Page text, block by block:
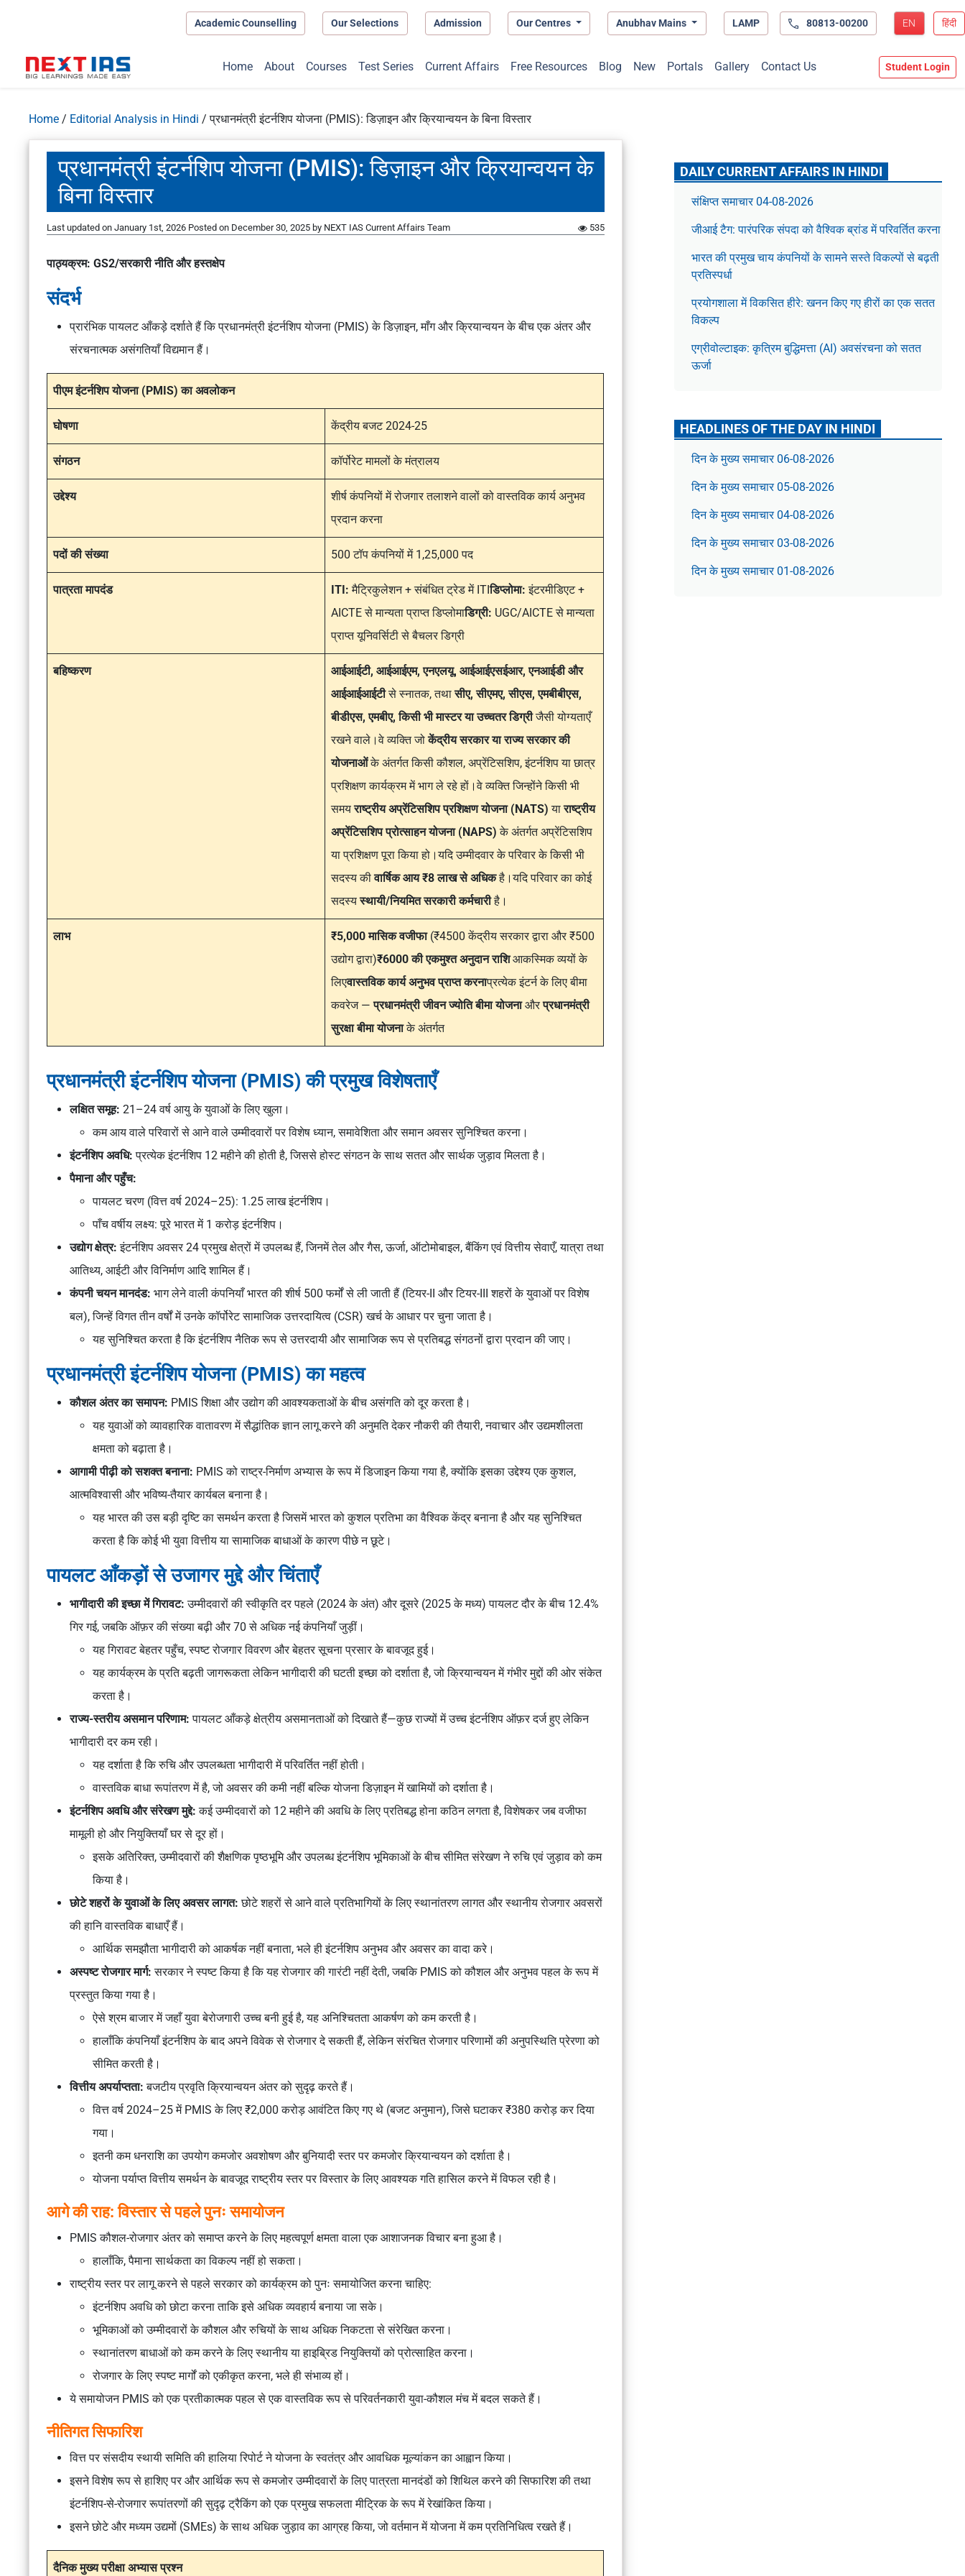
Academic Counselling Our Selections Admission Our Centres Anubhav Mains LAMP 80813-00200 EN हिंदी
Home About Courses Test Series Current Affairs Free Resources Blog New Portals Gallery Contact Us Student Login
Home / Editorial Analysis in Hindi /प्रधानमंत्री इंटर्नशिप योजना (PMIS): डिज़ाइन और क्रियान्वयन के बिना विस्तार
प्रधानमंत्री इंटर्नशिप योजना (PMIS): डिज़ाइन और क्रियान्वयन के
बिना विस्तार
Last updated on January 1st, 2026 Posted on December 30, 2025 by NEXT IAS Current Affairs Team 535
पाठ्यक्रम: GS2/सरकारी नीति और हस्तक्षेप
संदर्भ
प्रारंभिक पायलट आँकड़े दर्शाते हैं कि प्रधानमंत्री इंटर्नशिप योजना (PMIS) के डिज़ाइन, माँग और क्रियान्वयन के बीच एक अंतर और
संरचनात्मक असंगतियाँ विद्यमान हैं।
पीएम इंटर्नशिप योजना (PMIS) का अवलोकन
घोषणा केंद्रीय बजट 2024-25
संगठन कॉर्पोरेट मामलों के मंत्रालय
उद्देश्य
शीर्ष कंपनियों में रोजगार तलाशने वालों को वास्तविक कार्य अनुभव
प्रदान करना
पदों की संख्या 500 टॉप कंपनियों में 1,25,000 पद
पात्रता मापदंड ITI:मैट्रिकुलेशन + संबंधित ट्रेड में ITIडिप्लोमा:इंटरमीडिएट +
AICTE से मान्यता प्राप्त डिप्लोमाडिग्री: UGC/AICTE से मान्यता
प्राप्त यूनिवर्सिटी से बैचलर डिग्री
बहिष्करण
आईआईटी, आईआईएम, एनएलयू, आईआईएसईआर, एनआईडी और
आईआईआईटीसे स्नातक, तथासीए, सीएमए, सीएस, एमबीबीएस,
बीडीएस, एमबीए, किसी भी मास्टर या उच्चतर डिग्रीजैसी योग्यताएँ
रखने वाले।वे व्यक्ति जोकेंद्रीय सरकार या राज्य सरकार की
योजनाओंके अंतर्गत किसी कौशल, अप्रेंटिसशिप, इंटर्नशिप या छात्र
प्रशिक्षण कार्यक्रम में भाग ले रहे हों।वे व्यक्ति जिन्होंने किसी भी
समयराष्ट्रीय अप्रेंटिसशिप प्रशिक्षण योजना (NATS) याराष्ट्रीय
अप्रेंटिसशिप प्रोत्साहन योजना (NAPS) के अंतर्गत अप्रेंटिसशिप
या प्रशिक्षण पूरा किया हो।यदि उम्मीदवार के परिवार के किसी भी
सदस्य कीवार्षिक आय ₹8 लाख से अधिकहै।यदि परिवार का कोई
सदस्यस्थायी/नियमित सरकारी कर्मचारीहै।
लाभ ₹5,000 मासिक वजीफा(₹4500 केंद्रीय सरकार द्वारा और ₹500
उद्योग द्वारा)₹6000 की एकमुश्त अनुदान राशिआकस्मिक व्ययों के
लिएवास्तविक कार्य अनुभव प्राप्त करनाप्रत्येक इंटर्न के लिए बीमा
कवरेज —प्रधानमंत्री जीवन ज्योति बीमा योजनाऔरप्रधानमंत्री
सुरक्षा बीमा योजनाके अंतर्गत
प्रधानमंत्री इंटर्नशिप योजना (PMIS) की प्रमुख विशेषताएँ
लक्षित समूह: 21–24 वर्ष आयु के युवाओं के लिए खुला।
कम आय वाले परिवारों से आने वाले उम्मीदवारों पर विशेष ध्यान, समावेशिता और समान अवसर सुनिश्चित करना।
इंटर्नशिप अवधि: प्रत्येक इंटर्नशिप 12 महीने की होती है, जिससे होस्ट संगठन के साथ सतत और सार्थक जुड़ाव मिलता है।
पैमाना और पहुँच:
पायलट चरण (वित्त वर्ष 2024–25): 1.25 लाख इंटर्नशिप।
पाँच वर्षीय लक्ष्य: पूरे भारत में 1 करोड़ इंटर्नशिप।
उद्योग क्षेत्र: इंटर्नशिप अवसर 24 प्रमुख क्षेत्रों में उपलब्ध हैं, जिनमें तेल और गैस, ऊर्जा, ऑटोमोबाइल, बैंकिंग एवं वित्तीय सेवाएँ, यात्रा तथा
आतिथ्य, आईटी और विनिर्माण आदि शामिल हैं।
कंपनी चयन मानदंड: भाग लेने वाली कंपनियाँ भारत की शीर्ष 500 फर्मों से ली जाती हैं (टियर-II और टियर-III शहरों के युवाओं पर विशेष
बल), जिन्हें विगत तीन वर्षों में उनके कॉर्पोरेट सामाजिक उत्तरदायित्व (CSR) खर्च के आधार पर चुना जाता है।
यह सुनिश्चित करता है कि इंटर्नशिप नैतिक रूप से उत्तरदायी और सामाजिक रूप से प्रतिबद्ध संगठनों द्वारा प्रदान की जाए।
प्रधानमंत्री इंटर्नशिप योजना (PMIS) का महत्व
कौशल अंतर का समापन: PMIS शिक्षा और उद्योग की आवश्यकताओं के बीच असंगति को दूर करता है।
यह युवाओं को व्यावहारिक वातावरण में सैद्धांतिक ज्ञान लागू करने की अनुमति देकर नौकरी की तैयारी, नवाचार और उद्यमशीलता
क्षमता को बढ़ाता है।
आगामी पीढ़ी को सशक्त बनाना: PMIS को राष्ट्र-निर्माण अभ्यास के रूप में डिजाइन किया गया है, क्योंकि इसका उद्देश्य एक कुशल,
आत्मविश्वासी और भविष्य-तैयार कार्यबल बनाना है।
यह भारत की उस बड़ी दृष्टि का समर्थन करता है जिसमें भारत को कुशल प्रतिभा का वैश्विक केंद्र बनाना है और यह सुनिश्चित
करता है कि कोई भी युवा वित्तीय या सामाजिक बाधाओं के कारण पीछे न छूटे।
पायलट आँकड़ों से उजागर मुद्दे और चिंताएँ
भागीदारी की इच्छा में गिरावट: उम्मीदवारों की स्वीकृति दर पहले (2024 के अंत) और दूसरे (2025 के मध्य) पायलट दौर के बीच 12.4%
गिर गई, जबकि ऑफ़र की संख्या बढ़ी और 70 से अधिक नई कंपनियाँ जुड़ीं।
यह गिरावट बेहतर पहुँच, स्पष्ट रोजगार विवरण और बेहतर सूचना प्रसार के बावजूद हुई।
यह कार्यक्रम के प्रति बढ़ती जागरूकता लेकिन भागीदारी की घटती इच्छा को दर्शाता है, जो क्रियान्वयन में गंभीर मुद्दों की ओर संकेत
करता है।
राज्य-स्तरीय असमान परिणाम: पायलट आँकड़े क्षेत्रीय असमानताओं को दिखाते हैं—कुछ राज्यों में उच्च इंटर्नशिप ऑफ़र दर्ज हुए लेकिन
भागीदारी दर कम रही।
यह दर्शाता है कि रुचि और उपलब्धता भागीदारी में परिवर्तित नहीं होती।
वास्तविक बाधा रूपांतरण में है, जो अवसर की कमी नहीं बल्कि योजना डिज़ाइन में खामियों को दर्शाता है।
इंटर्नशिप अवधि और संरेखण मुद्दे: कई उम्मीदवारों को 12 महीने की अवधि के लिए प्रतिबद्ध होना कठिन लगता है, विशेषकर जब वजीफा
मामूली हो और नियुक्तियाँ घर से दूर हों।
इसके अतिरिक्त, उम्मीदवारों की शैक्षणिक पृष्ठभूमि और उपलब्ध इंटर्नशिप भूमिकाओं के बीच सीमित संरेखण ने रुचि एवं जुड़ाव को कम
किया है।
छोटे शहरों के युवाओं के लिए अवसर लागत: छोटे शहरों से आने वाले प्रतिभागियों के लिए स्थानांतरण लागत और स्थानीय रोजगार अवसरों
की हानि वास्तविक बाधाएँ हैं।
आर्थिक समझौता भागीदारी को आकर्षक नहीं बनाता, भले ही इंटर्नशिप अनुभव और अवसर का वादा करे।
अस्पष्ट रोजगार मार्ग: सरकार ने स्पष्ट किया है कि यह रोजगार की गारंटी नहीं देती, जबकि PMIS को कौशल और अनुभव पहल के रूप में
प्रस्तुत किया गया है।
ऐसे श्रम बाजार में जहाँ युवा बेरोजगारी उच्च बनी हुई है, यह अनिश्चितता आकर्षण को कम करती है।
हालाँकि कंपनियाँ इंटर्नशिप के बाद अपने विवेक से रोजगार दे सकती हैं, लेकिन संरचित रोजगार परिणामों की अनुपस्थिति प्रेरणा को
सीमित करती है।
वित्तीय अपर्याप्तता: बजटीय प्रवृति क्रियान्वयन अंतर को सुदृढ़ करते हैं।
वित्त वर्ष 2024–25 में PMIS के लिए ₹2,000 करोड़ आवंटित किए गए थे (बजट अनुमान), जिसे घटाकर ₹380 करोड़ कर दिया
गया।
इतनी कम धनराशि का उपयोग कमजोर अवशोषण और बुनियादी स्तर पर कमजोर क्रियान्वयन को दर्शाता है।
योजना पर्याप्त वित्तीय समर्थन के बावजूद राष्ट्रीय स्तर पर विस्तार के लिए आवश्यक गति हासिल करने में विफल रही है।
आगे की राह: विस्तार से पहले पुनः समायोजन
PMIS कौशल-रोजगार अंतर को समाप्त करने के लिए महत्वपूर्ण क्षमता वाला एक आशाजनक विचार बना हुआ है।
हालाँकि, पैमाना सार्थकता का विकल्प नहीं हो सकता।
राष्ट्रीय स्तर पर लागू करने से पहले सरकार को कार्यक्रम को पुनः समायोजित करना चाहिए:
इंटर्नशिप अवधि को छोटा करना ताकि इसे अधिक व्यवहार्य बनाया जा सके।
भूमिकाओं को उम्मीदवारों के कौशल और रुचियों के साथ अधिक निकटता से संरेखित करना।
स्थानांतरण बाधाओं को कम करने के लिए स्थानीय या हाइब्रिड नियुक्तियों को प्रोत्साहित करना।
रोजगार के लिए स्पष्ट मार्गों को एकीकृत करना, भले ही संभाव्य हों।
ये समायोजन PMIS को एक प्रतीकात्मक पहल से एक वास्तविक रूप से परिवर्तनकारी युवा-कौशल मंच में बदल सकते हैं।
नीतिगत सिफारिश
वित्त पर संसदीय स्थायी समिति की हालिया रिपोर्ट ने योजना के स्वतंत्र और आवधिक मूल्यांकन का आह्वान किया।
इसने विशेष रूप से हाशिए पर और आर्थिक रूप से कमजोर उम्मीदवारों के लिए पात्रता मानदंडों को शिथिल करने की सिफारिश की तथा
इंटर्नशिप-से-रोजगार रूपांतरणों की सुदृढ़ ट्रैकिंग को एक प्रमुख सफलता मीट्रिक के रूप में रेखांकित किया।
इसने छोटे और मध्यम उद्यमों (SMEs) के साथ अधिक जुड़ाव का आग्रह किया, जो वर्तमान में योजना में कम प्रतिनिधित्व रखते हैं।
दैनिक मुख्य परीक्षा अभ्यास प्रश्न
DAILY CURRENT AFFAIRS IN HINDI
संक्षिप्त समाचार 04-08-2026
जीआई टैग: पारंपरिक संपदा को वैश्विक ब्रांड में परिवर्तित करना
भारत की प्रमुख चाय कंपनियों के सामने सस्ते विकल्पों से बढ़ती
प्रतिस्पर्धा
प्रयोगशाला में विकसित हीरे: खनन किए गए हीरों का एक सतत
विकल्प
एग्रीवोल्टाइक: कृत्रिम बुद्धिमत्ता (AI) अवसंरचना को सतत
ऊर्जा
HEADLINES OF THE DAY IN HINDI
दिन के मुख्य समाचार 06-08-2026
दिन के मुख्य समाचार 05-08-2026
दिन के मुख्य समाचार 04-08-2026
दिन के मुख्य समाचार 03-08-2026
दिन के मुख्य समाचार 01-08-2026